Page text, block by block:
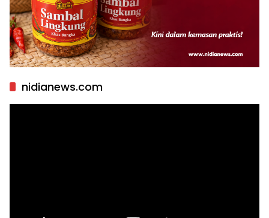
nidianews.com